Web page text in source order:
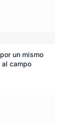
un mismo
campo